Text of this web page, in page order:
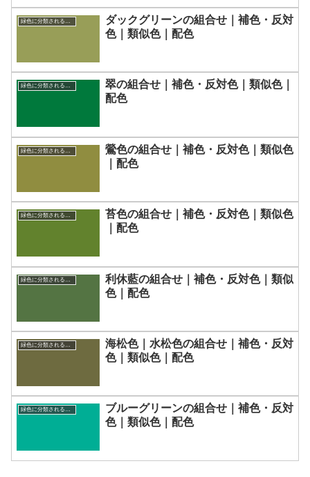
緑色に分類される色一覧
ダックグリーンの組合せ｜補色・反対
色｜類似色｜配色
緑色に分類される色一覧
翠の組合せ｜補色・反対色｜類似色｜
配色
鶯色の組合せ｜補色・反対色｜類似色
｜配色
緑色に分類される色一覧
苔色の組合せ｜補色・反対色｜類似色
｜配色
緑色に分類される色一覧
利休藍の組合せ｜補色・反対色｜類似
色｜配色
緑色に分類される色一覧
海松色｜水松色の組合せ｜補色・反対
色｜類似色｜配色
緑色に分類される色一覧
ブルーグリーンの組合せ｜補色・反対
色｜類似色｜配色